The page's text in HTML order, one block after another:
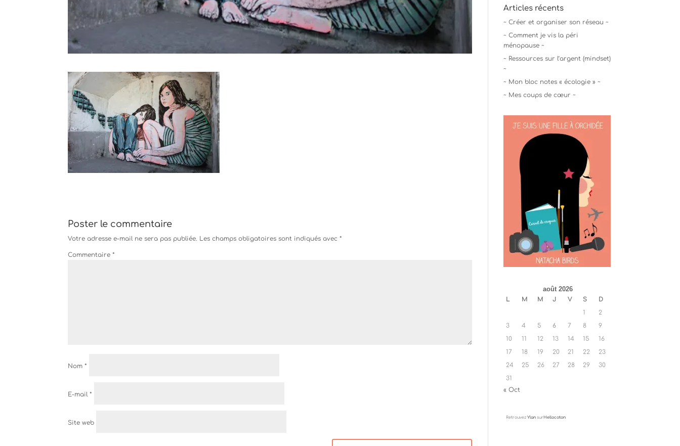
Poster le commentaire
Votre adresse e-mail ne sera pas publiée. Les champs obligatoires sont indiqués avec*
Commentaire*
Nom*
E-mail*
Site web
Articles récents
~ Créer et organiser son réseau ~
~ Comment je vis la péri
ménopause ~
~ Ressources sur l’argent (mindset)
~
~ Mon bloc notes « écologie » ~
~ Mes coups de cœur ~
août 2026
L M M J V S
D
1
2
3
4 5 6 7 8
9
10
11 12 13 14 15
16
17
18 19 20 21 22
23
24
25 26 27 28 29
30
31
« Oct
Retrouvez Ylansur Hellocoton